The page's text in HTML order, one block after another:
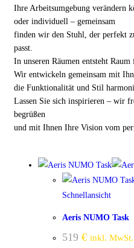
Ihre Arbeitsumgebung verändern
oder individuell – gemeinsam
finden wir den Stuhl, der perfekt
passt.
In unseren Räumen entsteht Raum
Wir entwickeln gemeinsam mit
die Funktionalität und Stil
Lassen Sie sich inspirieren – wir
begrüßen
und mit Ihnen Ihre Vision vom
Schnellansicht
Aeris NUMO Task
519 € inkl. MwSt.